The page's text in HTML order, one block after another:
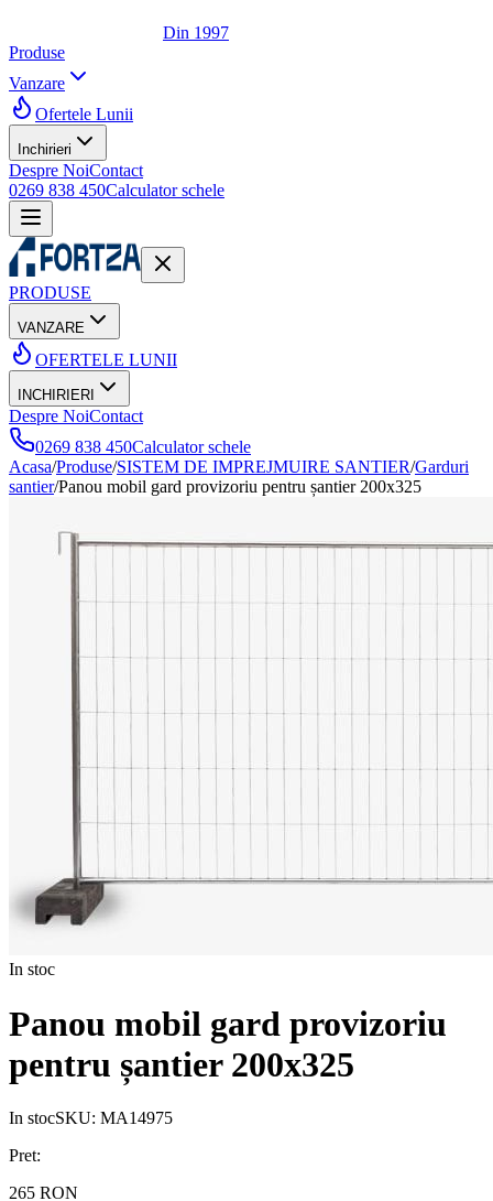
Din 1997
Produse
Vanzare
Ofertele Lunii
Inchirieri
Despre NoiContact
0269 838 450Calculator schele
PRODUSE
VANZARE
OFERTELE LUNII
INCHIRIERI
Despre NoiContact
0269 838 450Calculator schele
Acasa/Produse/SISTEM DE IMPREJMUIRE SANTIER/Garduri
santier/Panou mobil gard provizoriu pentru șantier 200x325
In stoc
Panou mobil gard provizoriu
pentru șantier 200x325
In stocSKU: MA14975
Pret:
265 RON